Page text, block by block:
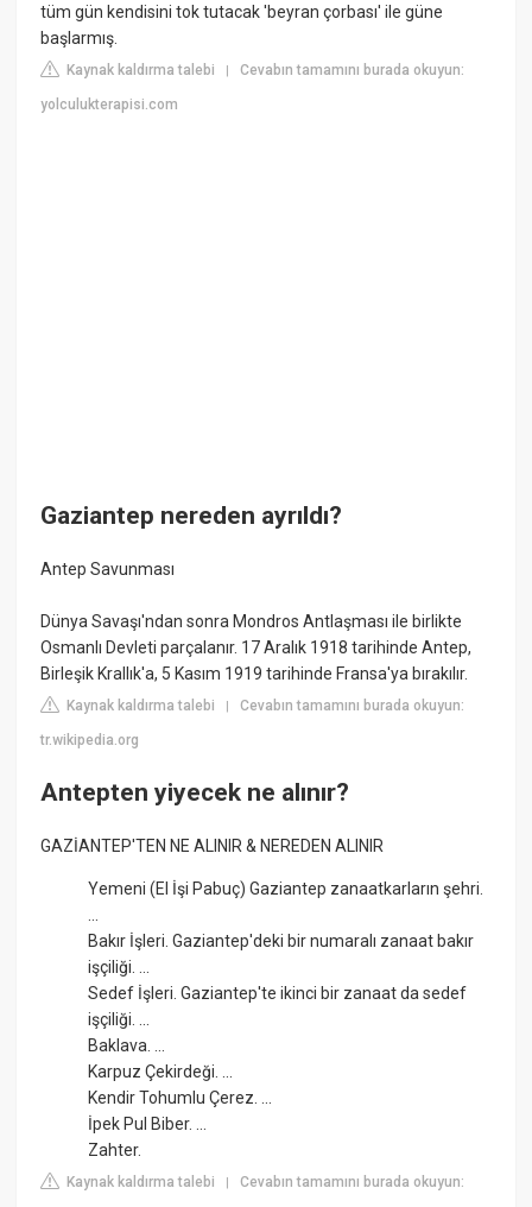
tüm gün kendisini tok tutacak 'beyran çorbası' ile güne
başlarmış.
Kaynak kaldırma talebi |Cevabın tamamını burada okuyun:
yolculukterapisi.com
Gaziantep nereden ayrıldı?
Antep Savunması
Dünya Savaşı'ndan sonra Mondros Antlaşması ile birlikte
Osmanlı Devleti parçalanır. 17 Aralık 1918 tarihinde Antep,
Birleşik Krallık'a, 5 Kasım 1919 tarihinde Fransa'ya bırakılır.
Kaynak kaldırma talebi |Cevabın tamamını burada okuyun:
tr.wikipedia.org
Antepten yiyecek ne alınır?
GAZİANTEP'TEN NE ALINIR & NEREDEN ALINIR
Yemeni (El İşi Pabuç) Gaziantep zanaatkarların şehri.
...
Bakır İşleri. Gaziantep'deki bir numaralı zanaat bakır
işçiliği. ...
Sedef İşleri. Gaziantep'te ikinci bir zanaat da sedef
işçiliği. ...
Baklava. ...
Karpuz Çekirdeği. ...
Kendir Tohumlu Çerez. ...
İpek Pul Biber. ...
Zahter.
Kaynak kaldırma talebi |Cevabın tamamını burada okuyun: